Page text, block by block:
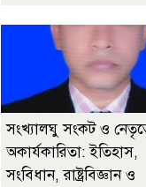
সংখ্যালঘু সংকট ও
অকার্যকারিতা: ইতিহাস,
সংবিধান, রাষ্ট্রবিজ্ঞান ও